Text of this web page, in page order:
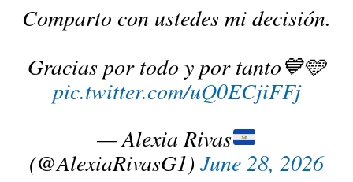
Comparto con ustedes mi decisión.
Gracias por todo y por tanto💙🩵
pic.twitter.com/uQ0ECjiFFj
— Alexia Rivas
(@AlexiaRivasG1)June 28, 2026